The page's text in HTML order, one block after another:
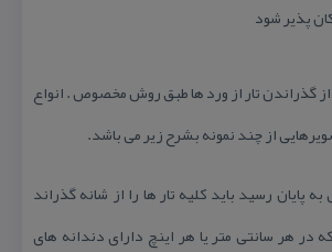
پذیر شود
گذراندن تار از ورد ها طبق روش مخصوص . انواع
از چند نمونه بشرح زیر می باشد.
رسید باید كلیه تار ها را از شانه گذراند
كه در هر سانتی متر یا هر اینچ دارای دندانه های